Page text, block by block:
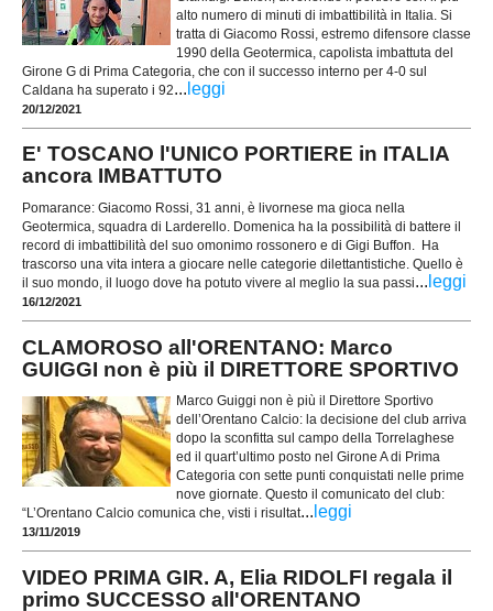
alto numero di minuti di imbattibilità in Italia. Si
tratta di Giacomo Rossi, estremo difensore classe
1990 della Geotermica, capolista imbattuta del
Girone G di Prima Categoria, che con il successo interno per 4-0 sul
Caldana ha superato i 92... leggi
20/12/2021
E' TOSCANO l'UNICO PORTIERE in ITALIA
ancora IMBATTUTO
Pomarance: Giacomo Rossi, 31 anni, è livornese ma gioca nella
Geotermica, squadra di Larderello. Domenica ha la possibilità di battere il
record di imbattibilità del suo omonimo rossonero e di Gigi Buffon. Ha
trascorso una vita intera a giocare nelle categorie dilettantistiche. Quello è
il suo mondo, il luogo dove ha potuto vivere al meglio la sua passi... leggi
16/12/2021
CLAMOROSO all'ORENTANO: Marco
GUIGGI non è più il DIRETTORE SPORTIVO
Marco Guiggi non è più il Direttore Sportivo
dell’Orentano Calcio: la decisione del club arriva
dopo la sconfitta sul campo della Torrelaghese
ed il quart’ultimo posto nel Girone A di Prima
Categoria con sette punti conquistati nelle prime
nove giornate. Questo il comunicato del club:
“L’Orentano Calcio comunica che, visti i risultat... leggi
13/11/2019
VIDEO PRIMA GIR. A, Elia RIDOLFI regala il
primo SUCCESSO all'ORENTANO